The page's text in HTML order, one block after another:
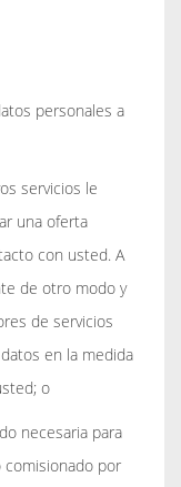
personales a
servicios le
una oferta
con usted. A
de otro modo y
de servicios
en la medida
o
necesaria para
comisionado por